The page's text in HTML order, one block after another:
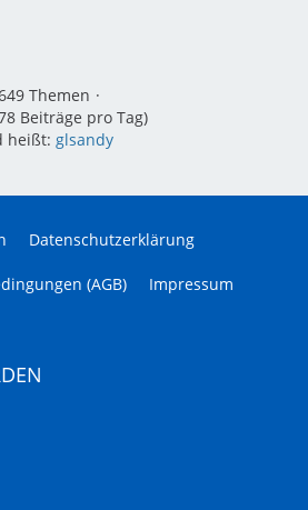
Themen
Beiträge pro Tag)
heißt: glsandy
Datenschutzerklärung
(AGB) Impressum